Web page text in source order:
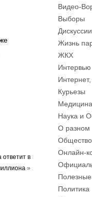
в
»
Видео-
Выборы
Жизнь
ЖКХ
Интервью
Курьезы
Наука и
О разном
Онлайн-
Полезные
Политика